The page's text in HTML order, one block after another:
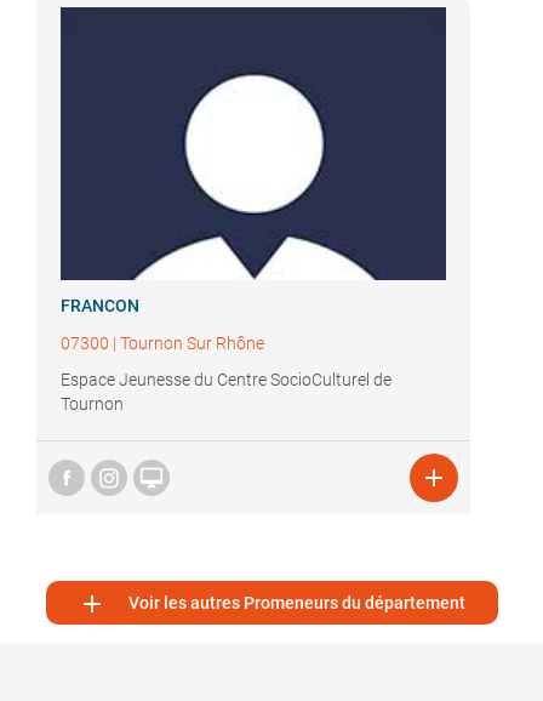
FRANCON
07300 | Tournon Sur Rhône
Espace Jeunesse du Centre SocioCulturel de
Tournon
 
 Voir les autres Promeneurs du département